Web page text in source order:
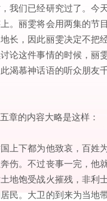
我们已经研究过了。今
。丽雯将会用两集的节
长，因此丽雯决定不把
论这件事情的时候，丽
渴慕神话语的听众朋友
章的内容大略是这样：
上下都为他致哀，百姓
伤。不过丧事一完，他
地饱受战火摧残，非利
民。大卫的到来为当地